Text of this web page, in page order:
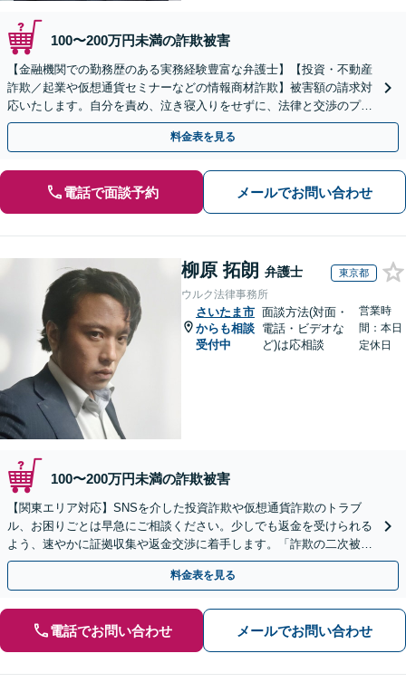
100〜200万円未満の詐欺被害
【金融機関での勤務歴のある実務経験豊富な弁護士】【投資・不動産
詐欺／起業や仮想通貨セミナーなどの情報商材詐欺】被害額の請求対
応いたします。自分を責め、泣き寝入りをせずに、法律と交渉のプロ
にまずはご相談ください。【表参道駅から徒歩3分】
料金表を見る
電話で面談予約 メールでお問い合わせ
柳原 拓朗 弁護士 東京都
ウルク法律事務所
さいたま市
からも相談
受付中
面談方法(対面・
電話・ビデオな
ど)は応相談
営業時
間：本日
定休日
100〜200万円未満の詐欺被害
【関東エリア対応】SNSを介した投資詐欺や仮想通貨詐欺のトラブ
ル、お困りごとは早急にご相談ください。少しでも返金を受けられる
よう、速やかに証拠収集や返金交渉に着手します。「詐欺の二次被
害」のご相談も対応します【初回相談無料】【Web相談可】
料金表を見る
電話でお問い合わせ メールでお問い合わせ